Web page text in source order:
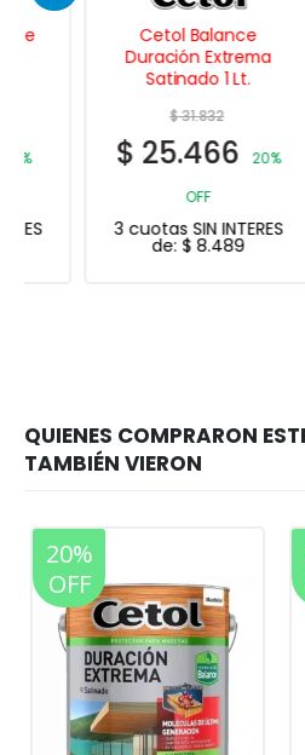
Cetol Balance
Duración Extrema
Satinado 1 Lt.
31.832
25.466
20%
3 cuotas SIN INTERES
8.489
20%
OFF